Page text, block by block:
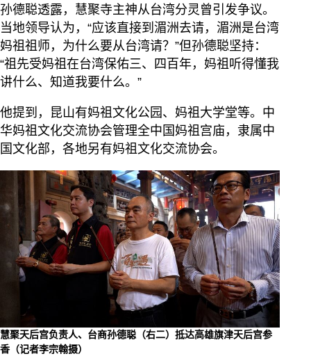
孙德聪透露，慧聚寺主神从台湾分灵曾引发争议。
当地领导认为，“应该直接到湄洲去请，湄洲是台湾
妈祖祖师，为什么要从台湾请？”但孙德聪坚持：
“祖先受妈祖在台湾保佑三、四百年，妈祖听得懂我
讲什么、知道我要什么。”
他提到，昆山有妈祖文化公园、妈祖大学堂等。中
华妈祖文化交流协会管理全中国妈祖宫庙，隶属中
国文化部，各地另有妈祖文化交流协会。
慧聚天后宫负责人、台商孙德聪（右二）抵达高雄旗津天后宫参
香（记者李宗翰摄）